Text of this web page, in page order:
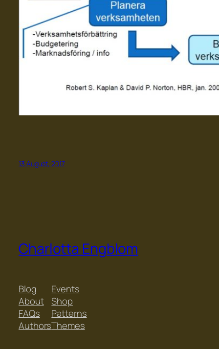
13 August, 2017
Charlotta Engblom
Blog
About
FAQs
Authors
Events
Shop
Patterns
Themes